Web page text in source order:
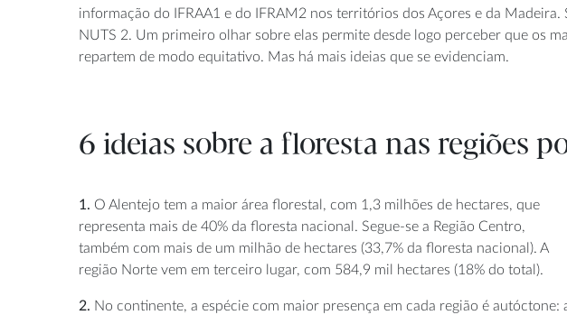
informação do IFRAA1 e do IFRAM2 nos territórios dos Açores e da
NUTS 2. Um primeiro olhar sobre elas permite desde logo perceber que os
repartem de modo equitativo. Mas há mais ideias que se evidenciam.
6 ideias sobre a floresta nas regiões
1. O Alentejo tem a maior área florestal, com 1,3 milhões de hectares, que
representa mais de 40% da floresta nacional. Segue-se a Região Centro,
também com mais de um milhão de hectares (33,7% da floresta nacional). A
região Norte vem em terceiro lugar, com 584,9 mil hectares (18% do total).
2. No continente, a espécie com maior presença em cada região é autóctone: